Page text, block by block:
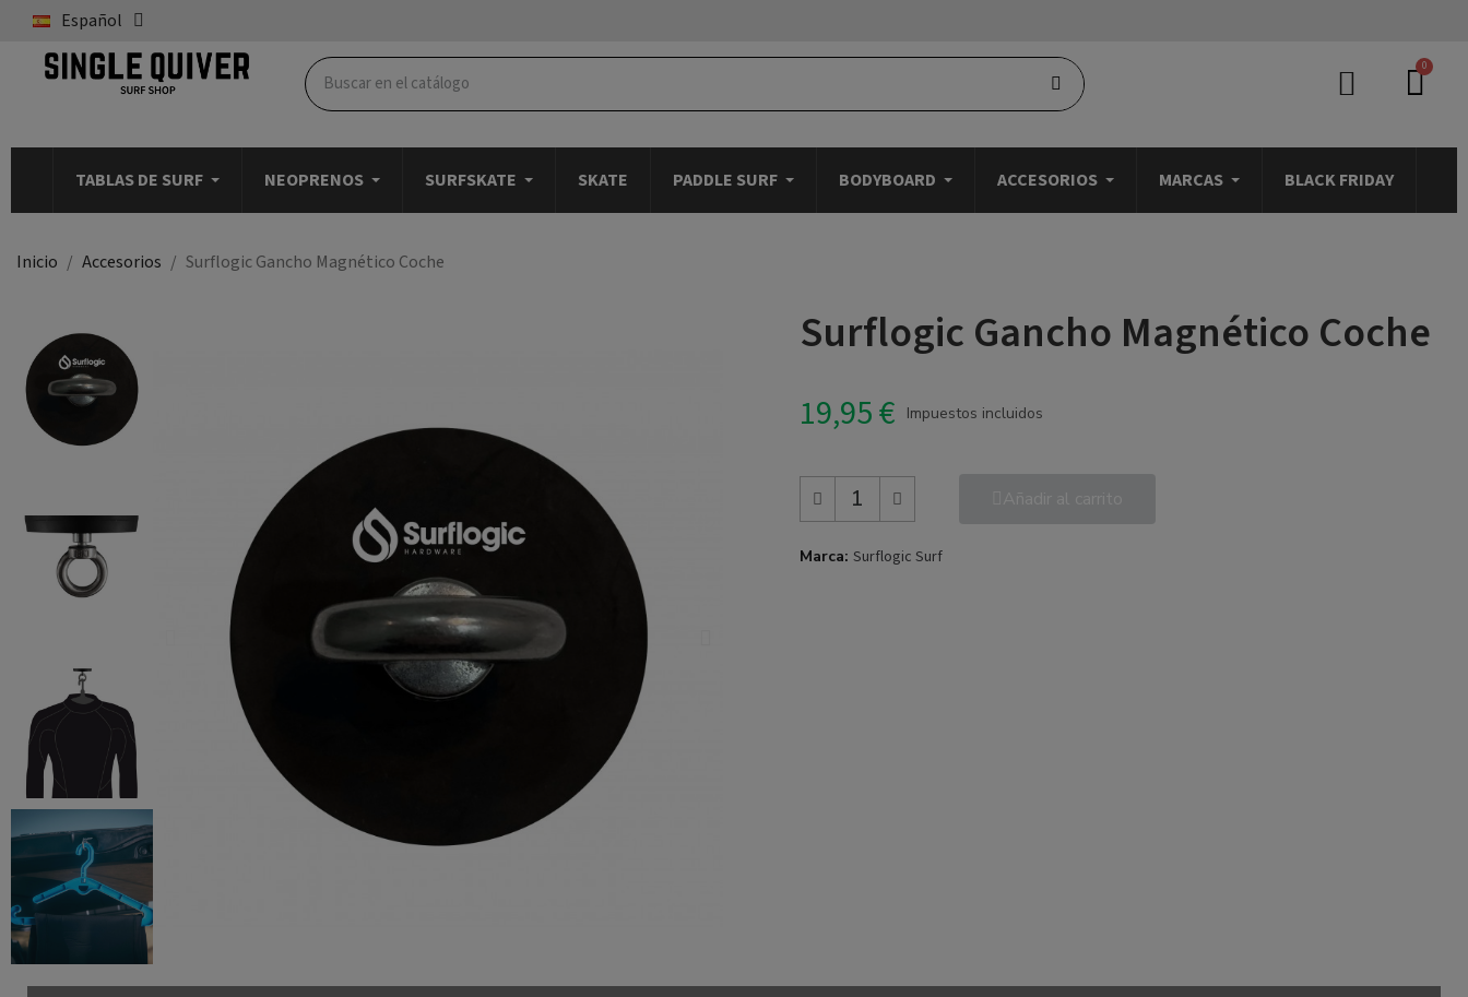
Español
TABLAS DE SURF NEOPRENOS SURFSKATE SKATE PADDLE SURF BODYBOARD ACCESORIOS MARCAS BLACK FRIDAY
Inicio Accesorios Surflogic Gancho Magnético Coche
Surflogic Gancho Magnético Coche
19,95 € Impuestos incluidos
Marca Surflogic Surf